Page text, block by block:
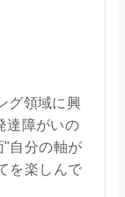
グ領域に興
達障がいの
"自分の軸が
を楽しんで